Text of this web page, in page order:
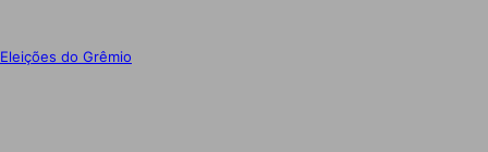
Eleições do Grêmio